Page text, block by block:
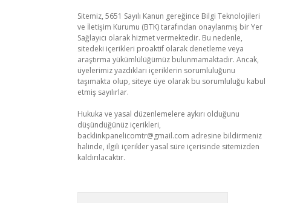
Sitemiz, 5651 Sayılı Kanun gereğince Bilgi Teknolojileri
ve İletişim Kurumu (BTK) tarafından onaylanmış bir Yer
Sağlayıcı olarak hizmet vermektedir. Bu nedenle,
sitedeki içerikleri proaktif olarak denetleme veya
araştırma yükümlülüğümüz bulunmamaktadır. Ancak,
üyelerimiz yazdıkları içeriklerin sorumluluğunu
taşımakta olup, siteye üye olarak bu sorumluluğu kabul
etmiş sayılırlar.
Hukuka ve yasal düzenlemelere aykırı olduğunu
düşündüğünüz içerikleri,
backlinkpanelicomtr@gmail.com adresine bildirmeniz
halinde, ilgili içerikler yasal süre içerisinde sitemizden
kaldırılacaktır.